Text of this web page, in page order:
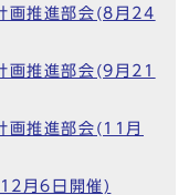
画推進部会(8月24
画推進部会(9月21
画推進部会(11月
月6日開催)